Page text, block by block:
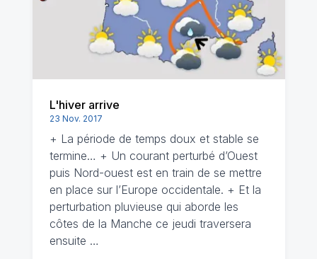
L'hiver arrive
23 Nov. 2017
+ La période de temps doux et stable se
termine… + Un courant perturbé d’Ouest
puis Nord-ouest est en train de se mettre
en place sur l’Europe occidentale. + Et la
perturbation pluvieuse qui aborde les
côtes de la Manche ce jeudi traversera
ensuite …